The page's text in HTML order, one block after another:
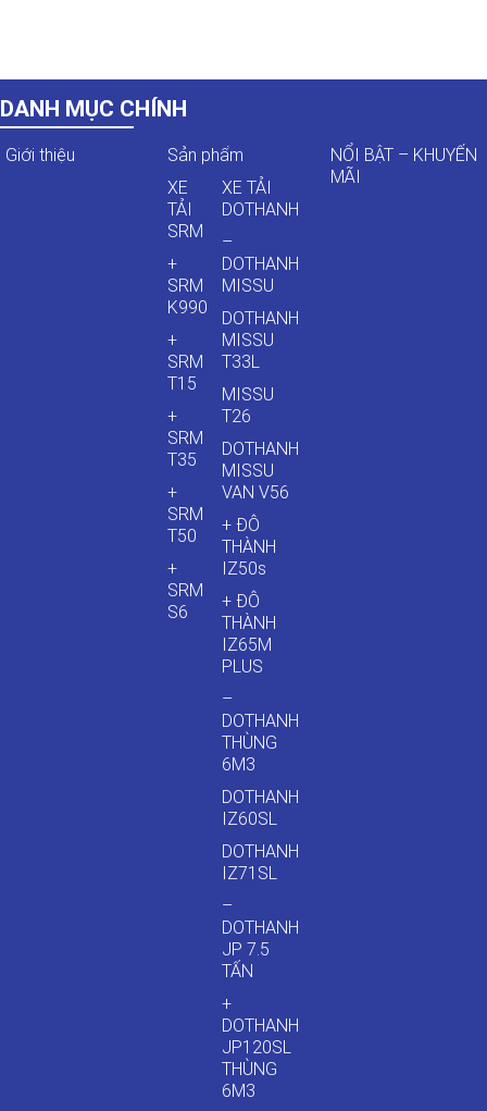
DANH MỤC CHÍNH
Giới thiệu
Sản phẩm
XE
TẢI
SRM
+
SRM
K990
+
SRM
T15
+
SRM
T35
+
SRM
T50
+
SRM
S6
XE TẢI
DOTHANH
–
DOTHANH
MISSU
DOTHANH
MISSU
T33L
MISSU
T26
DOTHANH
MISSU
VAN V56
+ ĐÔ
THÀNH
IZ50s
+ ĐÔ
THÀNH
IZ65M
PLUS
–
DOTHANH
THÙNG
6M3
DOTHANH
IZ60SL
DOTHANH
IZ71SL
–
DOTHANH
JP 7.5
TẤN
+
DOTHANH
JP120SL
THÙNG
6M3
NỔI BẬT – KHUYẾN
MÃI